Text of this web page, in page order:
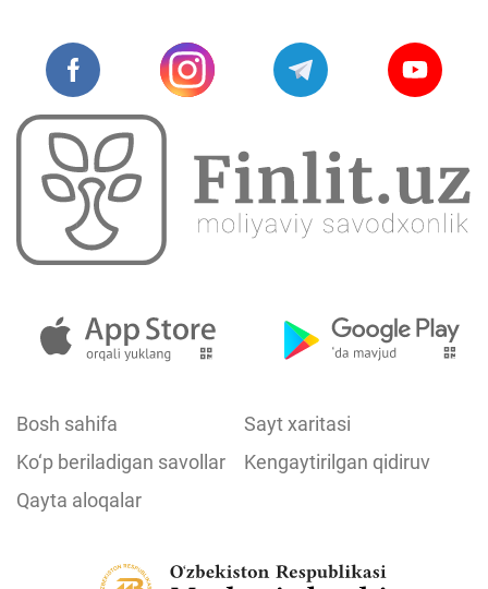
Bosh sahifa
Sayt xaritasi
Ko‘p beriladigan savollar
Kengaytirilgan qidiruv
Qayta aloqalar